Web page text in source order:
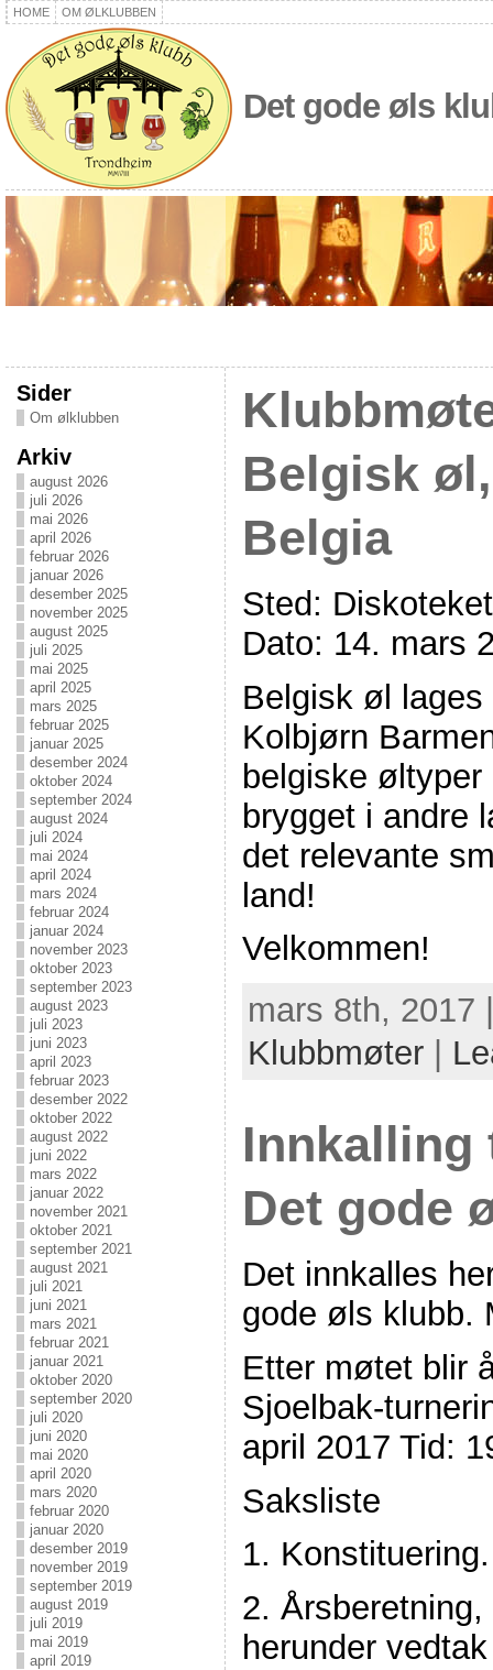
HOME OM ØLKLUBBEN
Det gode øls
Sider
Om ølklubben
Arkiv
august 2026
juli 2026
mai 2026
april 2026
februar 2026
januar 2026
desember 2025
november 2025
august 2025
juli 2025
mai 2025
april 2025
mars 2025
februar 2025
januar 2025
desember 2024
oktober 2024
september 2024
august 2024
juli 2024
mai 2024
april 2024
mars 2024
februar 2024
januar 2024
november 2023
oktober 2023
september 2023
august 2023
juli 2023
juni 2023
april 2023
februar 2023
desember 2022
oktober 2022
august 2022
juni 2022
mars 2022
januar 2022
november 2021
oktober 2021
september 2021
august 2021
juli 2021
juni 2021
mars 2021
februar 2021
januar 2021
oktober 2020
september 2020
juli 2020
juni 2020
mai 2020
april 2020
mars 2020
februar 2020
januar 2020
desember 2019
november 2019
september 2019
august 2019
juli 2019
mai 2019
april 2019
Belgisk
Belgia
Sted:
Dato: 14. mars
Belgisk øl
Kolbjørn
belgiske
brygget i andre
det relevante
land!
Velkommen!
mars 8th, 2017
Klubbmøter|
Innkalling
Det gode
Det innkalles
gode øls klubb.
Etter møtet blir
Sjoelbak-
april 2017 Tid:
Saksliste
1. Konstituering.
2.
herunder